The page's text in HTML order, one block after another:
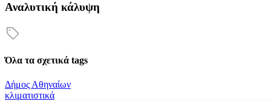
Αναλυτική κάλυψη
Όλα τα σχετικά tags
Δήμος Αθηναίων
κλιματιστικά